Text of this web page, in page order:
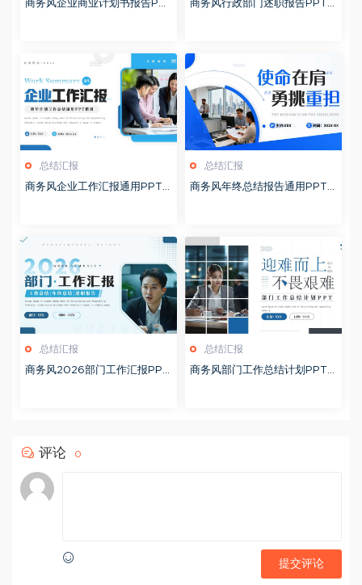
商务风企业商业计划书报告PP
商务风行政部门述职报告PPT
总结汇报
商务风企业工作汇报通用PPT
总结汇报
商务风年终总结报告通用PPT
总结汇报
商务风2026部门工作汇报PPT
总结汇报
商务风部门工作总结计划PPT
评论 0
提交评论